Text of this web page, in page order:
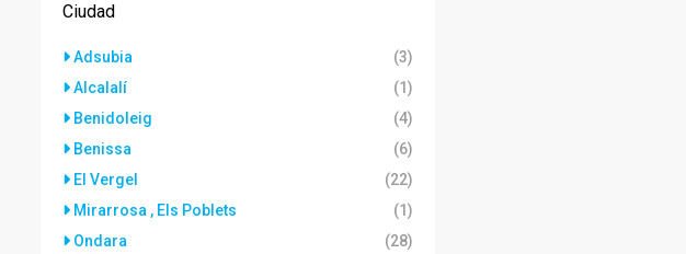
Ciudad
Adsubia
(3)
Alcalalí
(1)
Benidoleig
(4)
Benissa
(6)
El Vergel
(22)
Mirarrosa , Els Poblets
(1)
Ondara
(28)